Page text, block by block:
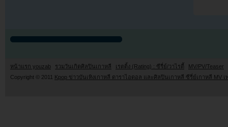
หน้าแรก youzab รวมวันเกิดศิลปินเกาหลี เรตติ้ง (Rating) : ซีรี่ย์/วาไรตี้
MV/PV/Teaser
Copyright © 2011 Kpop ข่าวบันเทิงเกาหลี ดาราไอดอล และศิลปินเกาหลี ซีรี่ย์เกาหลี MV